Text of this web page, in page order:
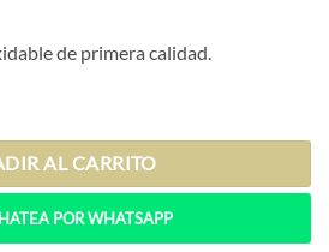
de primera calidad.
AL CARRITO
POR WHATSAPP